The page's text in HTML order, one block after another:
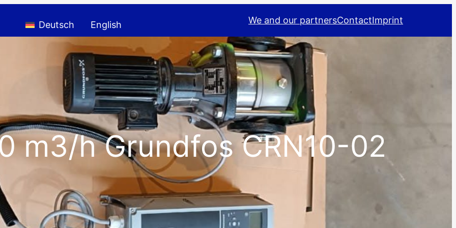
Deutsch English We and our partnersContactImprint
m3/h Grundfos CRN10-02